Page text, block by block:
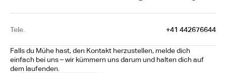
Tele. +41 442676644
Falls du Mühe hast, den Kontakt herzustellen, melde dich
einfach bei uns – wir kümmern uns darum und halten dich auf
dem laufenden.